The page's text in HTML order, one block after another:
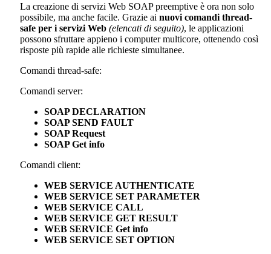
La creazione di servizi Web SOAP preemptive è ora non solo
possibile, ma anche facile. Grazie ai nuovi comandi thread-
safe per i servizi Web (elencati di seguito), le applicazioni
possono sfruttare appieno i computer multicore, ottenendo così
risposte più rapide alle richieste simultanee.
Comandi thread-safe:
Comandi server:
SOAP DECLARATION
SOAP SEND FAULT
SOAP Request
SOAP Get info
Comandi client:
WEB SERVICE AUTHENTICATE
WEB SERVICE SET PARAMETER
WEB SERVICE CALL
WEB SERVICE GET RESULT
WEB SERVICE Get info
WEB SERVICE SET OPTION